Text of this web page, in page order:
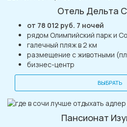
Отель Дельта
от 78 012 руб. 7 ночей
рядом Олимпийский парк и
галечный пляж в 2 км
размещение с животными
бизнес-центр
ВЫБРАТЬ
Пансионат